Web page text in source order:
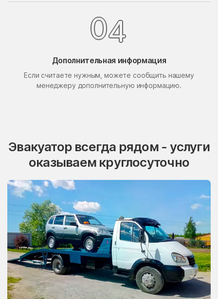
04
Дополнительная информация
Если считаете нужным, можете сообщить нашему
менеджеру дополнительную информацию.
Эвакуатор всегда рядом - услуги
оказываем круглосуточно
Поселок Терехово
Поселок Толстопальцево Поселок Узкое
Поселок Шлюзы Починки
Правдинский Проводник
Пушкино
Развилка
Раменки
Раменской
агрохимстанции РАОС
Растуново
Ратчино Рахманово
Редино Реммаш
Реутово Речицы